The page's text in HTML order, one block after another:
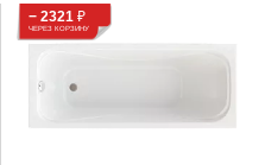
− 2321 ₽
ЧЕРЕЗ КОРЗИНУ